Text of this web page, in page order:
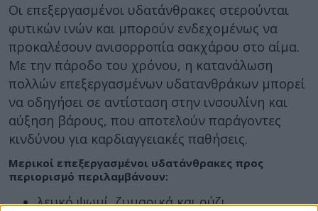
Οι επεξεργασμένοι υδατάνθρακες στερούνται
φυτικών ινών και μπορούν ενδεχομένως να
προκαλέσουν ανισορροπία σακχάρου στο αίμα.
Με την πάροδο του χρόνου, η κατανάλωση
πολλών επεξεργασμένων υδατανθράκων μπορεί
να οδηγήσει σε αντίσταση στην ινσουλίνη και
αύξηση βάρους, που αποτελούν παράγοντες
κινδύνου για καρδιαγγειακές παθήσεις.
Μερικοί επεξεργασμένοι υδατάνθρακες προς
περιορισμό περιλαμβάνουν:
λευκό ψωμί, ζυμαρικά και ρύζι